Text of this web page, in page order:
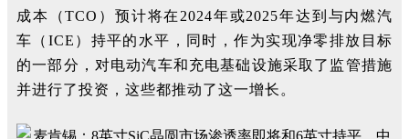
成本（TCO）预计将在2024年或2025年达到与内燃汽
车（ICE）持平的水平，同时，作为实现净零排放目标
的一部分，对电动汽车和充电基础设施采取了监管措施
并进行了投资，这些都推动了这一增长。